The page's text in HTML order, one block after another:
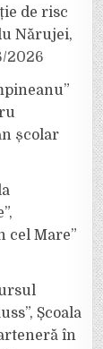
de risc
Nărujei,
2026
școlar
cel Mare”
Școala
în